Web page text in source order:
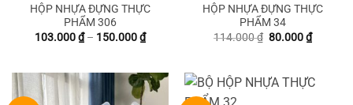
HỘP NHỰA ĐỰNG THỰC
PHẨM 306
103.000₫ – 150.000₫Khoảng
giá:
đến
150.000 ₫
HỘP NHỰA ĐỰNG THỰC
PHẨM 34
114.000₫ Giá
80.000₫Giá
hiện
80.000